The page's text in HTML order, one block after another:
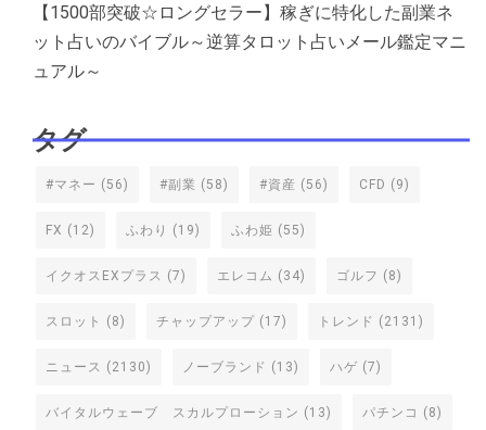
【1500部突破☆ロングセラー】稼ぎに特化した副業ネ
ット占いのバイブル～逆算タロット占いメール鑑定マニ
ュアル～
タグ
#マネー (56) #副業 (58) #資産 (56) CFD (9)
FX (12) ふわり (19) ふわ姫 (55)
イクオスEXプラス (7) エレコム (34) ゴルフ (8)
スロット (8) チャップアップ (17) トレンド (2131)
ニュース (2130) ノーブランド (13) ハゲ (7)
バイタルウェーブ スカルプローション (13) パチンコ (8)